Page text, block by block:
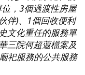
， 3個過渡性房屋
伴)、 1個回收便利
文化重任的服務單
三院何超蕸檔案及
祀服務的公共服務